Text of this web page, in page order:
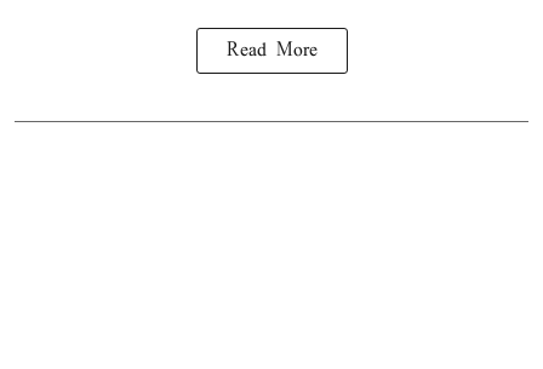
Read More